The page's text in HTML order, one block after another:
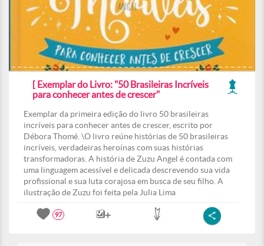
[ Exemplar do Livro: "50 Brasileiras Incríveis
para conhecer antes de crescer"
Exemplar da primeira edição do livro 50 brasileiras
incríveis para conhecer antes de crescer, escrito por
Débora Thomé. \O livro reúne histórias de 50 brasileiras
incríveis, verdadeiras heroínas com suas histórias
transformadoras. A história de Zuzu Angel é contada com
uma linguagem acessível e delicada descrevendo sua vida
profissional e sua luta corajosa em busca de seu filho. A
ilustração de Zuzu foi feita pela Julia Lima
97